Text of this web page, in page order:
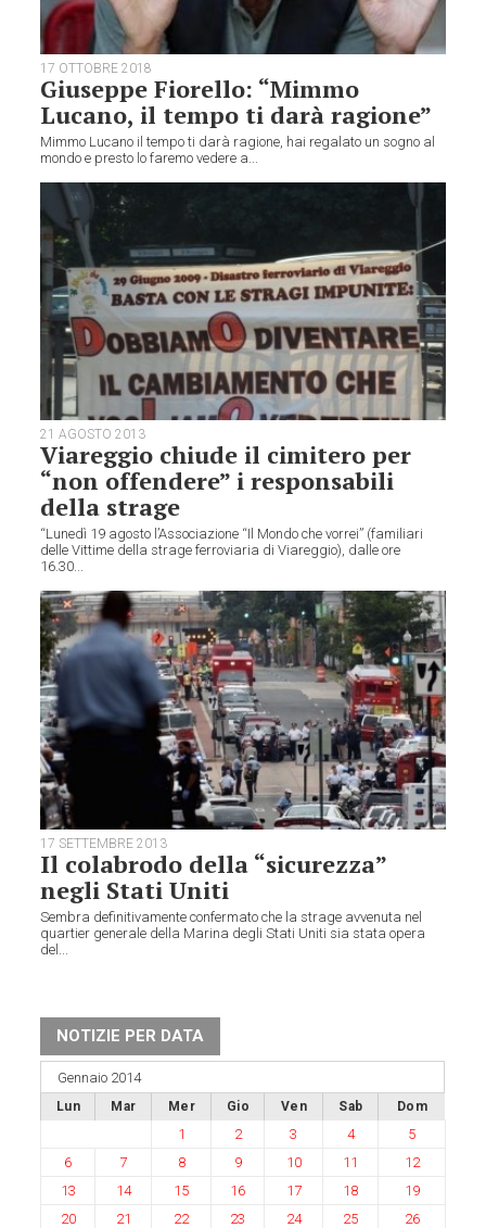
17 OTTOBRE 2018
Giuseppe Fiorello: “Mimmo
Lucano, il tempo ti darà ragione”
Mimmo Lucano il tempo ti darà ragione, hai regalato un sogno al
mondo e presto lo faremo vedere a...
21 AGOSTO 2013
Viareggio chiude il cimitero per
“non offendere” i responsabili
della strage
“Lunedì 19 agosto l’Associazione “Il Mondo che vorrei” (familiari
delle Vittime della strage ferroviaria di Viareggio), dalle ore
16.30...
17 SETTEMBRE 2013
Il colabrodo della “sicurezza”
negli Stati Uniti
Sembra definitivamente confermato che la strage avvenuta nel
quartier generale della Marina degli Stati Uniti sia stata opera
del...
NOTIZIE PER DATA
Gennaio 2014
Lun Mar Mer Gio Ven Sab Dom
1 2 3 4
5
6
7 8 9 10 11
12
13
14 15 16 17 18
19
20
21 22 23 24 25
26